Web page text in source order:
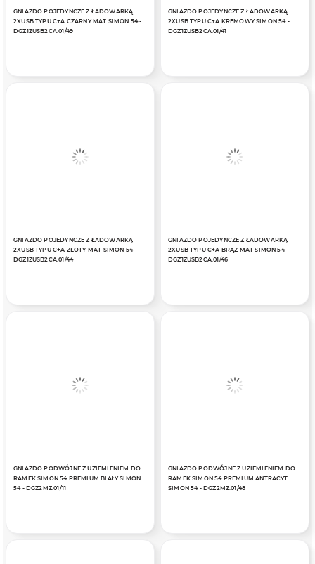
GNIAZDO POJEDYNCZE Z ŁADOWARKĄ
2XUSB TYPU C+A CZARNY MAT SIMON 54 -
DGZ1ZUSB2CA.01/49
GNIAZDO POJEDYNCZE Z ŁADOWARKĄ
2XUSB TYPU C+A KREMOWY SIMON 54 -
DGZ1ZUSB2CA.01/41
GNIAZDO POJEDYNCZE Z ŁADOWARKĄ
2XUSB TYPU C+A ZŁOTY MAT SIMON 54 -
DGZ1ZUSB2CA.01/44
GNIAZDO POJEDYNCZE Z ŁADOWARKĄ
2XUSB TYPU C+A BRĄZ MAT SIMON 54 -
DGZ1ZUSB2CA.01/46
GNIAZDO PODWÓJNE Z UZIEMIENIEM DO
RAMEK SIMON 54 PREMIUM BIAŁY SIMON
54 - DGZ2MZ.01/11
GNIAZDO PODWÓJNE Z UZIEMIENIEM DO
RAMEK SIMON 54 PREMIUM ANTRACYT
SIMON 54 - DGZ2MZ.01/48